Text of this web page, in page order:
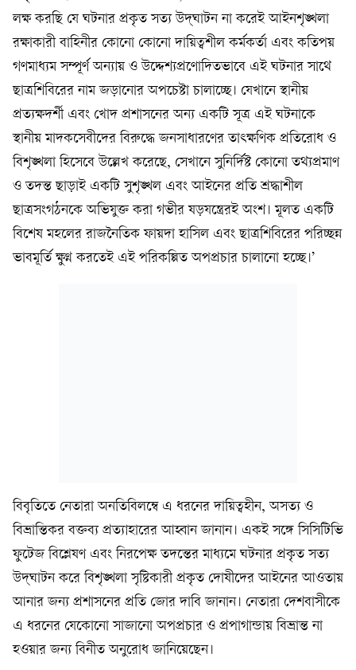
লক্ষ করছি যে ঘটনার প্রকৃত সত্য উদ্‌ঘাটন না করেই আইনশৃঙ্খলা
রক্ষাকারী বাহিনীর কোনো কোনো দায়িত্বশীল কর্মকর্তা এবং কতিপয়
গণমাধ্যম সম্পূর্ণ অন্যায় ও উদ্দেশ্যপ্রণোদিতভাবে এই ঘটনার সাথে
ছাত্রশিবিরের নাম জড়ানোর অপচেষ্টা চালাচ্ছে। যেখানে স্থানীয়
প্রত্যক্ষদর্শী এবং খোদ প্রশাসনের অন্য একটি সূত্র এই ঘটনাকে
স্থানীয় মাদকসেবীদের বিরুদ্ধে জনসাধারণের তাৎক্ষণিক প্রতিরোধ ও
বিশৃঙ্খলা হিসেবে উল্লেখ করেছে, সেখানে সুনির্দিষ্ট কোনো তথ্যপ্রমাণ
ও তদন্ত ছাড়াই একটি সুশৃঙ্খল এবং আইনের প্রতি শ্রদ্ধাশীল
ছাত্রসংগঠনকে অভিযুক্ত করা গভীর ষড়যন্ত্রেরই অংশ। মূলত একটি
বিশেষ মহলের রাজনৈতিক ফায়দা হাসিল এবং ছাত্রশিবিরের পরিচ্ছন্ন
ভাবমূর্তি ক্ষুণ্ন করতেই এই পরিকল্পিত অপপ্রচার চালানো হচ্ছে।’
বিবৃতিতে নেতারা অনতিবিলম্বে এ ধরনের দায়িত্বহীন, অসত্য ও
বিভ্রান্তিকর বক্তব্য প্রত্যাহারের আহ্বান জানান। একই সঙ্গে সিসিটিভি
ফুটেজ বিশ্লেষণ এবং নিরপেক্ষ তদন্তের মাধ্যমে ঘটনার প্রকৃত সত্য
উদ্‌ঘাটন করে বিশৃঙ্খলা সৃষ্টিকারী প্রকৃত দোষীদের আইনের আওতায়
আনার জন্য প্রশাসনের প্রতি জোর দাবি জানান। নেতারা দেশবাসীকে
এ ধরনের যেকোনো সাজানো অপপ্রচার ও প্রপাগান্ডায় বিভ্রান্ত না
হওয়ার জন্য বিনীত অনুরোধ জানিয়েছেন।